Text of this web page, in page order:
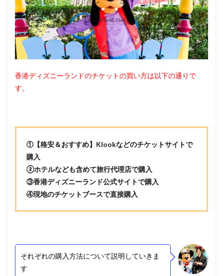
香港ディズニーランドのチケットの買い方は以下の通りで
す。
①【格安＆おすすめ】Klookなどのチケットサイトで
購入
②ホテルなども含めて旅行代理店で購入
③香港ディズニーランド公式サイトで購入
④現地のチケットブースで直接購入
それぞれの購入方法について説明していきま
す